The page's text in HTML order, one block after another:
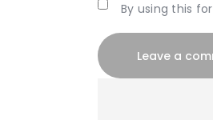
By using this